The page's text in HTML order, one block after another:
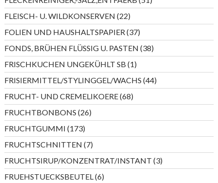
Produkte
FLEISCH- U. WILDKONSERVEN 2222
Produkte
FOLIEN UND HAUSHALTSPAPIER 3737
Produkte
FONDS, BRÜHEN FLÜSSIG U. PASTEN 3838
Produkte
FRISCHKUCHEN UNGEKÜHLT SB 11
Produkt
FRISIERMITTEL/STYLINGGEL/WACHS 4444
Produkte
FRUCHT- UND CREMELIKOERE 6868
Produkte
FRUCHTBONBONS 2626
Produkte
FRUCHTGUMMI 173173
Produkte
FRUCHTSCHNITTEN 77
Produkte
FRUCHTSIRUP/KONZENTRAT/INSTANT 33
Produkte
FRUEHSTUECKSBEUTEL 66